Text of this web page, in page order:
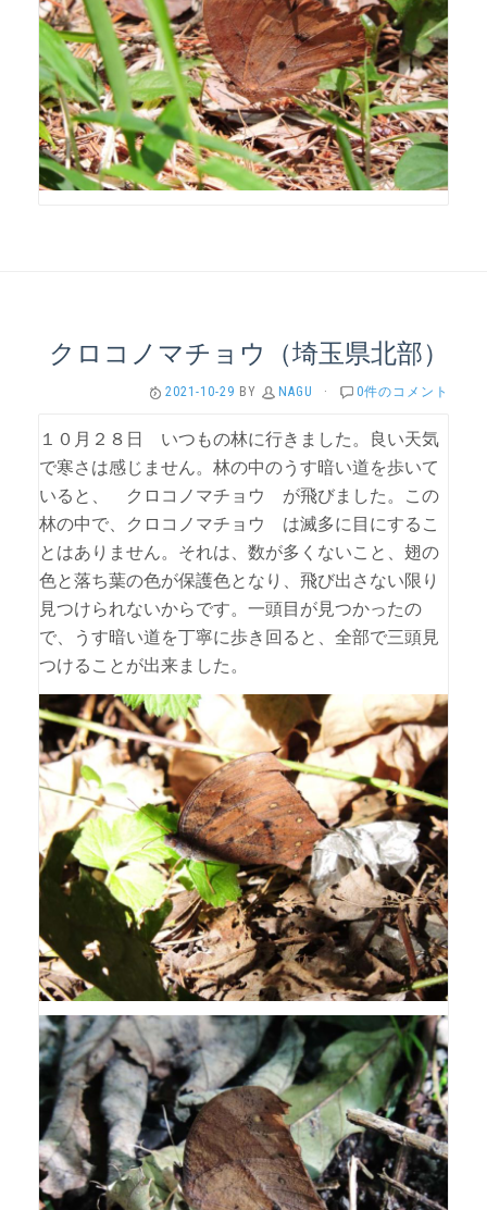
クロコノマチョウ（埼玉県北部）
2021-10-29 BY NAGU · 0件のコメント
１０月２８日 いつもの林に行きました。良い天気
で寒さは感じません。林の中のうす暗い道を歩いて
いると、 クロコノマチョウ が飛びました。この
林の中で、クロコノマチョウ は滅多に目にするこ
とはありません。それは、数が多くないこと、翅の
色と落ち葉の色が保護色となり、飛び出さない限り
見つけられないからです。一頭目が見つかったの
で、うす暗い道を丁寧に歩き回ると、全部で三頭見
つけることが出来ました。